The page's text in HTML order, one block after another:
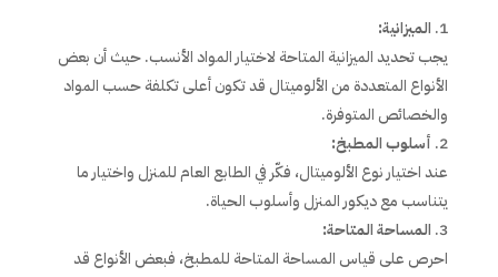
الميزانية:
يجب تحديد الميزانية المتاحة لاختيار المواد الأنسب. حيث أن بعض
الأنواع المتعددة من الألوميتال قد تكون أعلى تكلفة حسب المواد
والخصائص المتوفرة.
أسلوب المطبخ:
عند اختيار نوع الألوميتال، فكّر في الطابع العام للمنزل واختيار ما
يتناسب مع ديكور المنزل وأسلوب الحياة.
المساحة المتاحة:
احرص على قياس المساحة المتاحة للمطبخ، فبعض الأنواع قد